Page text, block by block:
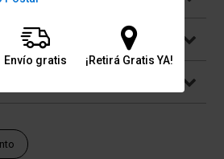
Envío gratis ¡Retirá Gratis YA!